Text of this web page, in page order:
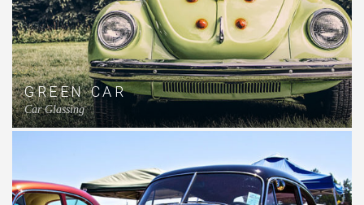
GREEN CAR
Car Glassing